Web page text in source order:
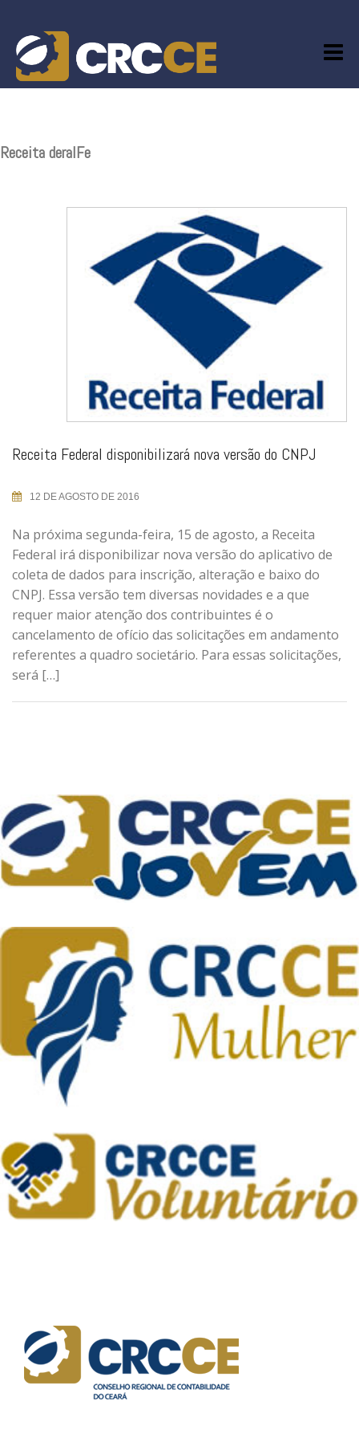
content
Receita deralFe
Receita Federal disponibilizará nova versão do CNPJ
12 DE AGOSTO DE 2016
Na próxima segunda-feira, 15 de agosto, a Receita
Federal irá disponibilizar nova versão do aplicativo de
coleta de dados para inscrição, alteração e baixo do
CNPJ. Essa versão tem diversas novidades e a que
requer maior atenção dos contribuintes é o
cancelamento de ofício das solicitações em andamento
referentes a quadro societário. Para essas solicitações,
será […]